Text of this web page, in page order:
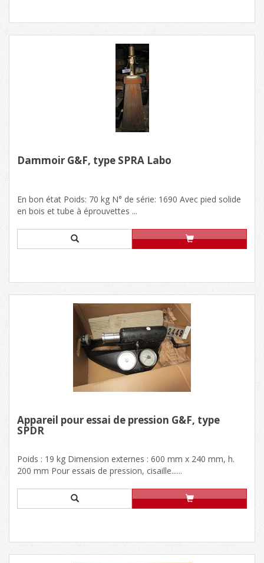
Dammoir G&F, type SPRA Labo
En bon état Poids: 70 kg N° de série: 1690 Avec pied solide
en bois et tube à éprouvettes ...
Appareil pour essai de pression G&F, type
SPDR
Poids : 19 kg Dimension externes : 600 mm x 240 mm, h.
200 mm Pour essais de pression, cisaille......